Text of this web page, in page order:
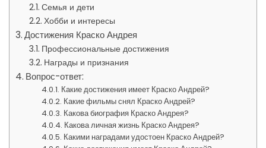
Семья и дети
Хобби и интересы
Достижения Краско Андрея
Профессиональные достижения
Награды и признания
Вопрос-ответ:
Какие достижения имеет Краско Андрей?
Какие фильмы снял Краско Андрей?
Какова биография Краско Андрея?
Какова личная жизнь Краско Андрея?
Какими наградами удостоен Краско Андрей?